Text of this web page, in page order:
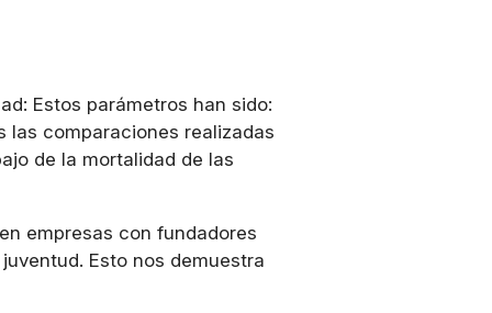
Estos parámetros han sido:
las comparaciones realizadas
de la mortalidad de las
empresas con fundadores
Esto nos demuestra